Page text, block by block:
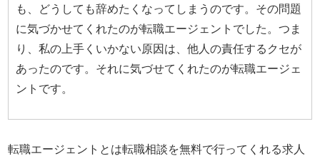
も、どうしても辞めたくなってしまうのです。その問題
に気づかせてくれたのが転職エージェントでした。つま
り、私の上手くいかない原因は、他人の責任するクセが
あったのです。それに気づせてくれたのが転職エージェ
ントです。
転職エージェントとは転職相談を無料で行ってくれる求人